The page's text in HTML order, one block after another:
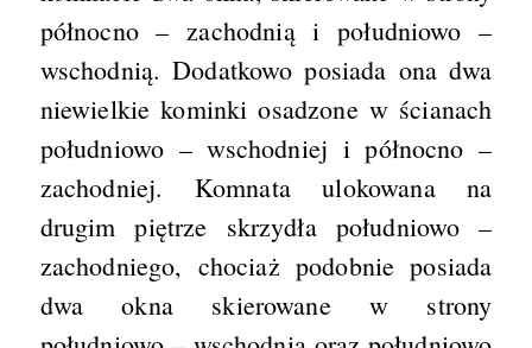
północno – zachodnią i południowo –
wschodnią. Dodatkowo posiada ona dwa
niewielkie kominki osadzone w ścianach
południowo – wschodniej i północno –
zachodniej. Komnata ulokowana na
drugim piętrze skrzydła południowo –
zachodniego, chociaż podobnie posiada
dwa okna skierowane w strony